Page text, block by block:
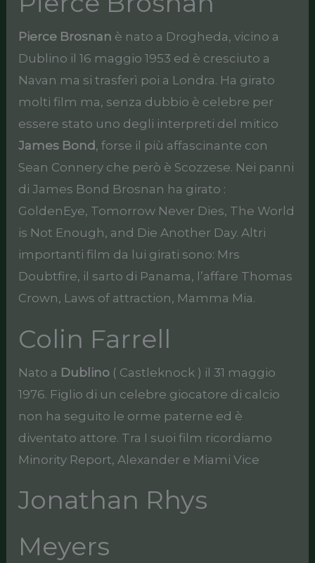
Pierce Brosnan è nato a Drogheda, vicino a
Dublino il 16 maggio 1953 ed è cresciuto a
Navan ma si trasferì poi a Londra. Ha girato
molti film ma, senza dubbio è celebre per
essere stato uno degli interpreti del mitico
James Bond , forse il più affascinante con
Sean Connery che però è Scozzese. Nei panni
di James Bond Brosnan ha girato :
GoldenEye, Tomorrow Never Dies, The World
is Not Enough, and Die Another Day. Altri
importanti film da lui girati sono: Mrs
Doubtfire, il sarto di Panama, l’affare Thomas
Crown, Laws of attraction, Mamma Mia.
Colin Farrell
Nato a Dublino ( Castleknock ) il 31 maggio
1976. Figlio di un celebre giocatore di calcio
non ha seguito le orme paterne ed è
diventato attore. Tra I suoi film ricordiamo
Minority Report, Alexander e Miami Vice
Jonathan Rhys
Meyers